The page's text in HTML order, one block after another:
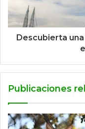
Descubierta
Publicaciones